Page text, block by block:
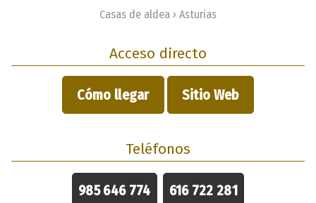
Casas de aldea › Asturias
Acceso directo
Cómo llegar Sitio Web
Teléfonos
985 646 774 616 722 281